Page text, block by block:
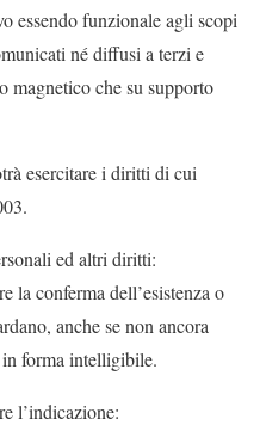
essendo funzionale agli scopi
né diffusi a terzi e
magnetico che su supporto
esercitare i diritti di cui
ed altri diritti:
la conferma dell’esistenza o
anche se non ancora
forma intelligibile.
l’indicazione: